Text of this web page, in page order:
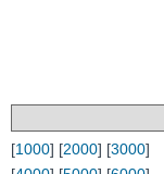
[1000] [2000] [3000]